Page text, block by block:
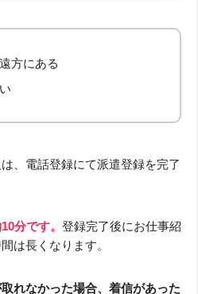
方にある
、電話登録にて派遣登録を完了
分です。 登録完了後にお仕事紹
は長くなります。
れなかった場合、着信があった